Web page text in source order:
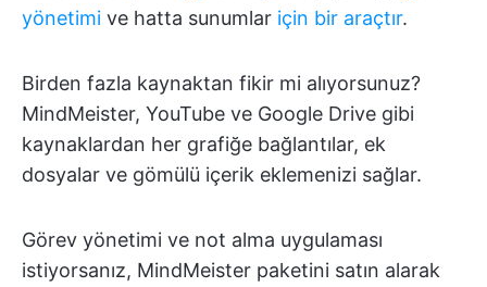
yönetimi ve hatta sunumlar için bir araçtır.
Birden fazla kaynaktan fikir mi alıyorsunuz?
MindMeister, YouTube ve Google Drive gibi
kaynaklardan her grafiğe bağlantılar, ek
dosyalar ve gömülü içerik eklemenizi sağlar.
Görev yönetimi ve not alma uygulaması
istiyorsanız, MindMeister paketini satın alarak